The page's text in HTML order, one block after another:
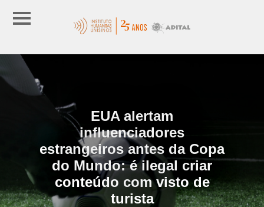
EUA alertam
influenciadores
estrangeiros antes da Copa
do Mundo: é ilegal criar
conteúdo com visto de
turista